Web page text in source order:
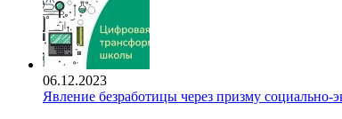
06.12.2023
Явление безработицы через призму социально-